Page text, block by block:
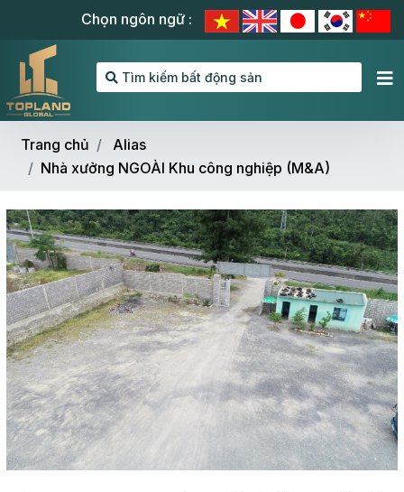
Chọn ngôn ngữ :
Tìm kiếm bất động sản
Trang chủ
Alias
Nhà xưởng NGOÀI Khu công nghiệp (M&A)